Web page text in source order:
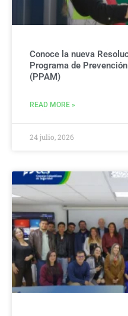
Conoce la nueva
Programa de
(PPAM)
READ MORE »
24 julio, 2026